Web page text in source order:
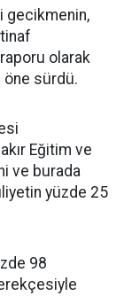
gecikmenin,
olarak
öne sürdü.
Eğitim ve
ve burada
yüzde 25
98